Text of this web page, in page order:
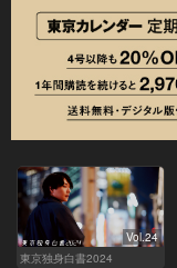
Vol.24
東京独身白書2024